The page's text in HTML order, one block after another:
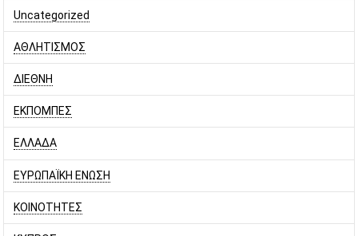
Uncategorized
ΑΘΛΗΤΙΣΜΟΣ
ΔΙΕΘΝΗ
ΕΚΠΟΜΠΕΣ
ΕΛΛΑΔΑ
ΕΥΡΩΠΑΪΚΗ ΕΝΩΣΗ
ΚΟΙΝΟΤΗΤΕΣ